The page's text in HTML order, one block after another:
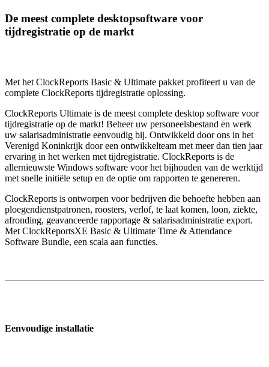
De meest complete desktopsoftware voor
tijdregistratie op de markt
Met het ClockReports Basic & Ultimate pakket profiteert u van de
complete ClockReports tijdregistratie oplossing.
ClockReports Ultimate is de meest complete desktop software voor
tijdregistratie op de markt! Beheer uw personeelsbestand en werk
uw salarisadministratie eenvoudig bij. Ontwikkeld door ons in het
Verenigd Koninkrijk door een ontwikkelteam met meer dan tien jaar
ervaring in het werken met tijdregistratie. ClockReports is de
allernieuwste Windows software voor het bijhouden van de werktijd
met snelle initiële setup en de optie om rapporten te genereren.
ClockReports is ontworpen voor bedrijven die behoefte hebben aan
ploegendienstpatronen, roosters, verlof, te laat komen, loon, ziekte,
afronding, geavanceerde rapportage & salarisadministratie export.
Met ClockReportsXE Basic & Ultimate Time & Attendance
Software Bundle, een scala aan functies.
Eenvoudige installatie